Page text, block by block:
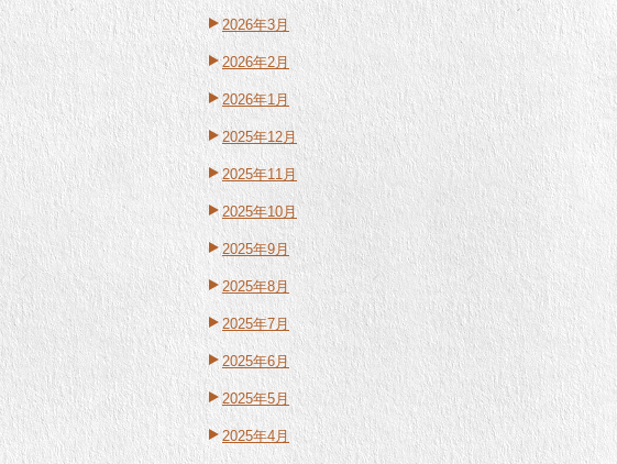
2026年3月
2026年2月
2026年1月
2025年12月
2025年11月
2025年10月
2025年9月
2025年8月
2025年7月
2025年6月
2025年5月
2025年4月